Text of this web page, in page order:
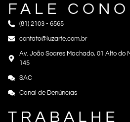
FALE
(81) 2103 - 6565
contato@luzarte.com.br
Av. João Soares Machado, 01 Alto do
145
SAC
Canal de Denúncias
TRABALHE